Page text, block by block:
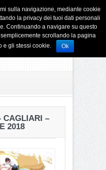
CAGLIARI –
2018
sulla navigazione, mediante cookie
la privacy dei tuoi dati personali
Continuando a navigare su questo
scrollando la pagina
e gli stessi cookie.
Ok